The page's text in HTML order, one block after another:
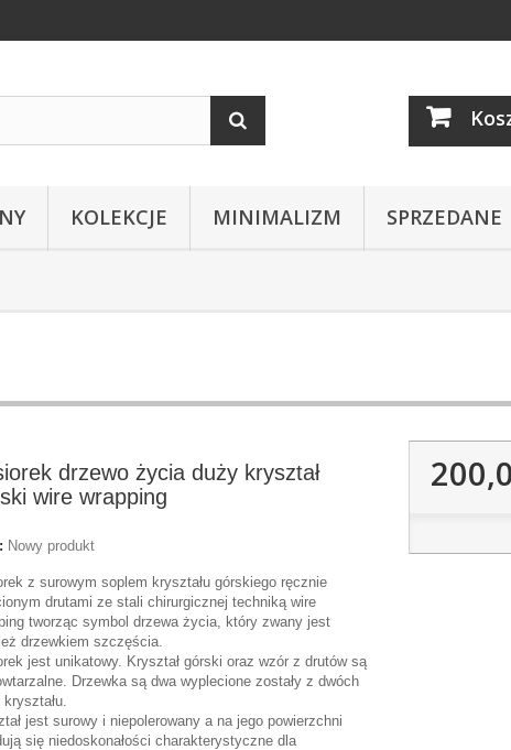
KOLEKCJE MINIMALIZM SPRZEDANE
drzewo życia duży kryształ
wire wrapping
Nowy produkt
z surowym soplem kryształu górskiego ręcznie
drutami ze stali chirurgicznej techniką wire
tworząc symbol drzewa życia, który zwany jest
drzewkiem szczęścia.
jest unikatowy. Kryształ górski oraz wzór z drutów są
Drzewka są dwa wyplecione zostały z dwóch
jest surowy i niepolerowany a na jego powierzchni
się niedoskonałości charakterystyczne dla